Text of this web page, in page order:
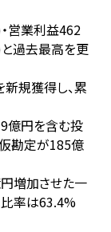
営業利益462
過去最高を更
規獲得し、累
億円を含む投
勘定が185億
増加させた一
率は63.4%